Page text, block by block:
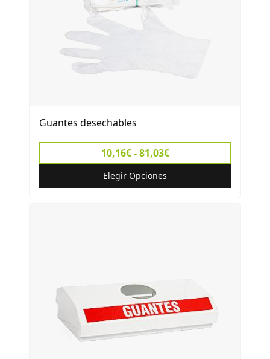
Guantes desechables
10,16€ - 81,03€
Elegir Opciones